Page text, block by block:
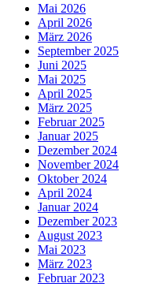
Mai 2026
April 2026
März 2026
September 2025
Juni 2025
Mai 2025
April 2025
März 2025
Februar 2025
Januar 2025
Dezember 2024
November 2024
Oktober 2024
April 2024
Januar 2024
Dezember 2023
August 2023
Mai 2023
März 2023
Februar 2023